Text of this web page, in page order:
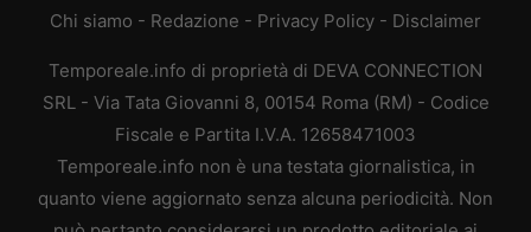
Chi siamo - Redazione - Privacy Policy - Disclaimer
Temporeale.info di proprietà di DEVA CONNECTION
SRL - Via Tata Giovanni 8, 00154 Roma (RM) - Codice
Fiscale e Partita I.V.A. 12658471003
Temporeale.info non è una testata giornalistica, in
quanto viene aggiornato senza alcuna periodicità. Non